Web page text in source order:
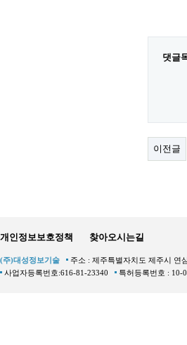
댓글
이전글
개인정보보호정책 찾아오시는길
(주)대성정보기술 주소 : 제주특별자치도 제주시 연
사업자등록번호:616-81-23340
특허등록번호 : 10-